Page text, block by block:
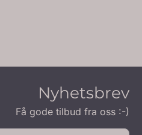
Nyhetsbrev
Få gode tilbud fra oss :-)